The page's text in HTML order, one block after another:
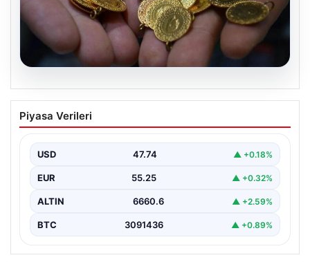
06.08.2026
Altın fiyatları canlı 14 Nisan 2026: Altın
fiyatları ne kadar oldu? Gram, çeyrek,
fiyatları
Piyasa Verileri
USD 47.74 ▲ +0.18%
EUR 55.25 ▲ +0.32%
ALTIN 6660.6 ▲ +2.59%
BTC 3091436 ▲ +0.89%